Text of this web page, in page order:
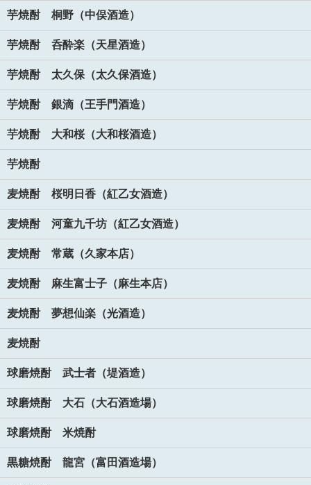
芋焼酎 桐野（中俣酒造）
芋焼酎 呑酔楽（天星酒造）
芋焼酎 太久保（太久保酒造）
芋焼酎 銀滴（王手門酒造）
芋焼酎 大和桜（大和桜酒造）
芋焼酎
麦焼酎 桜明日香（紅乙女酒造）
麦焼酎 河童九千坊（紅乙女酒造）
麦焼酎 常蔵（久家本店）
麦焼酎 麻生富士子（麻生本店）
麦焼酎 夢想仙楽（光酒造）
麦焼酎
球磨焼酎 武士者（堤酒造）
球磨焼酎 大石（大石酒造場）
球磨焼酎 米焼酎
黒糖焼酎 龍宮（富田酒造場）